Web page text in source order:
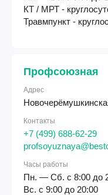
КТ / МРТ -
Травмпункт -
Профсоюзная
Адрес
Контакты
+7 (499) 688-62-29
Часы работы
Пн. — Сб. с 8:00 до
Вс. с 9:00 до 20:00